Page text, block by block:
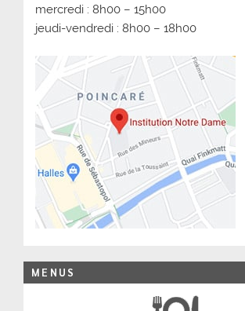
mercredi : 8h00 – 15h00
jeudi-vendredi : 8h00 – 18h00
MENUS